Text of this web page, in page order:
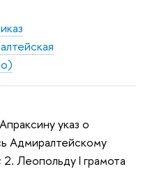
указ о
Адмиралтейскому
Леопольду I грамота